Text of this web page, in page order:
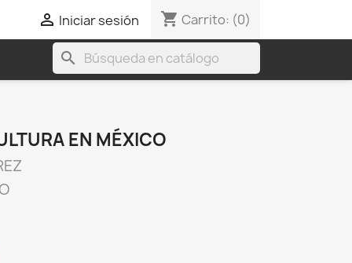
 Iniciar sesión shopping_cart Carrito: (0)
search
EN MÉXICO